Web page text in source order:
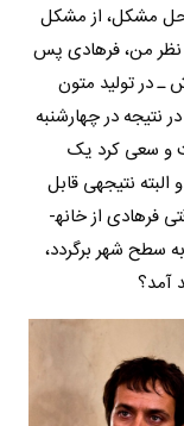
حل مشکل، از مشکل
نظر من، فرهادی پس
ـ در تولید متون
نتیجه در چهارشنبه
و سعی کرد یک
نتیجه­ی قابل
قبولی هم گرفته است، ولی سوال این است: وقتی فرهادی از خانه­
سطح شهر برگردد،
آمد؟